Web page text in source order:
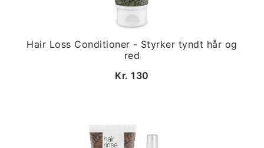
Hair Loss Conditioner - Styrker tyndt hår og
red
Kr. 130